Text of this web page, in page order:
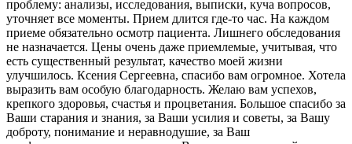
проблему: анализы, исследования, выписки, куча вопросов,
уточняет все моменты. Прием длится где-то час. На каждом
приеме обязательно осмотр пациента. Лишнего обследования
не назначается. Цены очень даже приемлемые, учитывая, что
есть существенный результат, качество моей жизни
улучшилось. Ксения Сергеевна, спасибо вам огромное. Хотела
выразить вам особую благодарность. Желаю вам успехов,
крепкого здоровья, счастья и процветания. Большое спасибо за
Ваши старания и знания, за Ваши усилия и советы, за Вашу
доброту, понимание и неравнодушие, за Ваш